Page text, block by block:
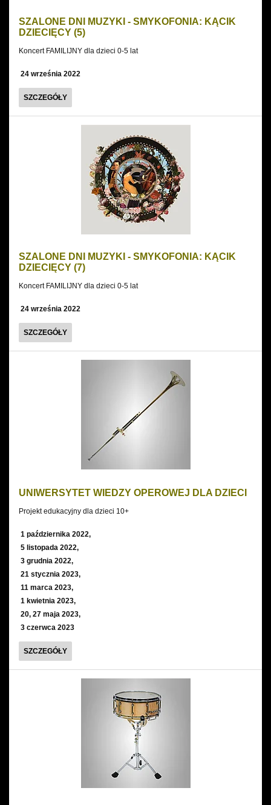
SZALONE DNI MUZYKI - SMYKOFONIA: KĄCIK
DZIECIĘCY (5)
Koncert FAMILIJNY dla dzieci 0-5 lat
24 września 2022
SZCZEGÓŁYSZALONE
DNI
SMYKOFONIA:
KĄCIK
DZIECIĘCY
SZALONE DNI MUZYKI - SMYKOFONIA: KĄCIK
DZIECIĘCY (7)
Koncert FAMILIJNY dla dzieci 0-5 lat
24 września 2022
SZCZEGÓŁYSZALONE
DNI
DZIECIĘCY
UNIWERSYTET WIEDZY OPEROWEJ DLA DZIECI
Projekt edukacyjny dla dzieci 10+
1 października 2022,
5 listopada 2022,
3 grudnia 2022,
21 stycznia 2023,
11 marca 2023,
1 kwietnia 2023,
20, 27 maja 2023,
3 czerwca 2023
SZCZEGÓŁYUNIWERSYTET
WIEDZY